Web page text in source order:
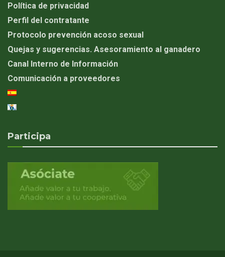
Política de privacidad
Perfil del contratante
Protocolo prevención acoso sexual
Quejas y sugerencias. Asesoramiento al ganadero
Canal Interno de Información
Comunicación a proveedores
Participa